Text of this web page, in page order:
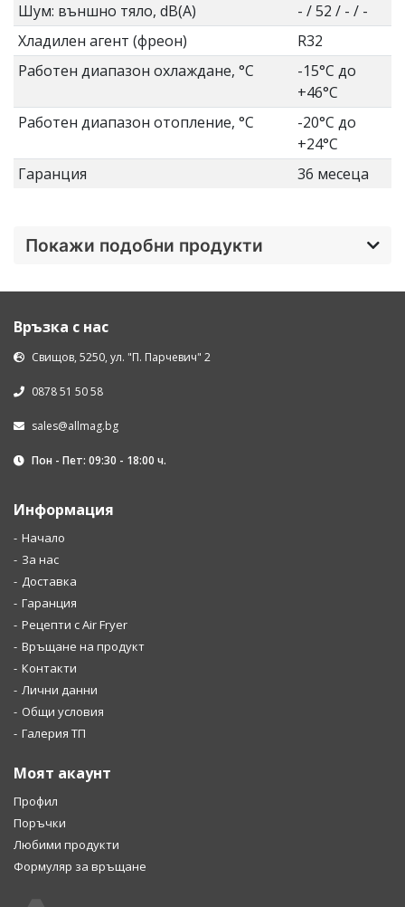
Шум: външно тяло, dB(A)
- / 52 / - / -
Хладилен агент (фреон)
R32
Работен диапазон охлаждане, °C
-15°С до
+46°С
Работен диапазон отопление, °C
-20°С до
+24°С
Гаранция
36 месеца
Покажи подобни продукти
Връзка с нас
Свищов, 5250, ул. "П. Парчевич" 2
0878 51 50 58
sales@allmag.bg
Пон - Пет: 09:30 - 18:00 ч.
Информация
Начало
За нас
Доставка
Гаранция
Рецепти с Air Fryer
Връщане на продукт
Контакти
Лични данни
Общи условия
Галерия ТП
Моят акаунт
Профил
Поръчки
Любими продукти
Формуляр за връщане